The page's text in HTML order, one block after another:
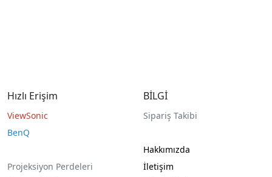
Hızlı Erişim
ViewSonic
BenQ
Projeksiyon Perdeleri
BİLGİ
Sipariş Takibi
Hakkımızda
İletişim